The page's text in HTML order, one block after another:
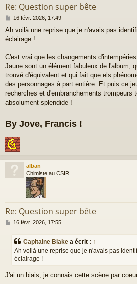
Re: Question super bête
M
s
s
g
16 févr. 2026, 17:49
Ah voilà une reprise que je n'avais pas
éclairage !
C'est vrai que les changements
Jaune sont un élément fabuleux de l'album,
trouvé d'équivalent et qui fait que els
des personnages à part entière. Et puis ce
recherches et d'embranchements trompeurs
absolument splendide !
By Jove, Francis !
alban
Chimiste au CSIR
Re: Question super bête
M
s
e
16 févr. 2026, 17:55
Capitaine Blake a écrit : ↑
Ah voilà une reprise que je n'avais pas
éclairage !
J'ai un biais, je connais cette scène par